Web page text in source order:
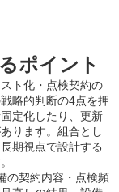
ポイント
ト化・点検契約の
略的判断の4点を押
定化したり、更新
ります。組合とし
期視点で設計する
の契約内容・点検頻